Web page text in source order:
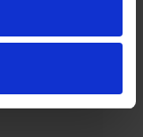
410MM